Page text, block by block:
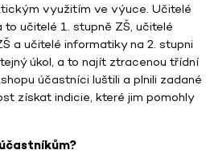
využitím ve výuce. Učitelé
učitelé 1. stupně ZŠ, učitelé
a učitelé informatiky na 2. stupni
úkol, a to najít ztracenou třídní
účastníci luštili a plnili zadané
získat indicie, které jim pomohly